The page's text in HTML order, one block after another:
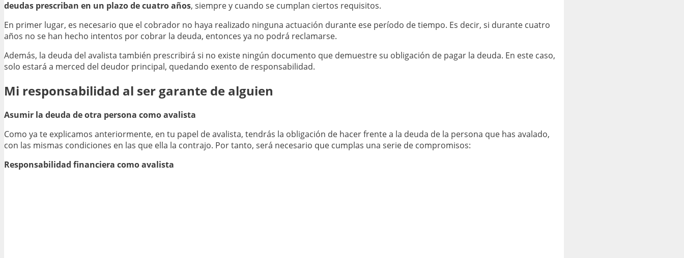
deudas prescriban en un plazo de cuatro años, siempre y cuando se cumplan ciertos requisitos.
En primer lugar, es necesario que el cobrador no haya realizado ninguna actuación durante ese período de tiempo. Es decir, si durante cuatro
años no se han hecho intentos por cobrar la deuda, entonces ya no podrá reclamarse.
Además, la deuda del avalista también prescribirá si no existe ningún documento que demuestre su obligación de pagar la deuda. En este caso,
solo estará a merced del deudor principal, quedando exento de responsabilidad.
Mi responsabilidad al ser garante de alguien
Asumir la deuda de otra persona como avalista
Como ya te explicamos anteriormente, en tu papel de avalista, tendrás la obligación de hacer frente a la deuda de la persona que has avalado,
con las mismas condiciones en las que ella la contrajo. Por tanto, será necesario que cumplas una serie de compromisos:
Responsabilidad financiera como avalista